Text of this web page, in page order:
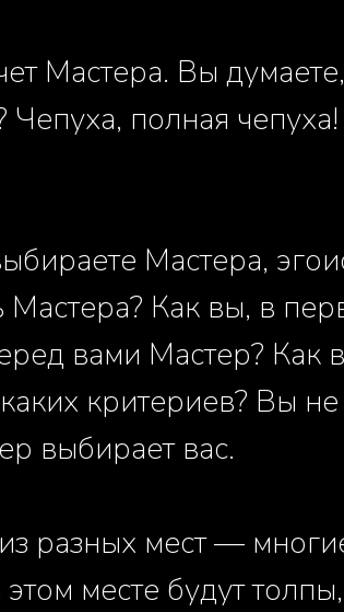
Мастера. Вы
полная
Мастера,
Как вы, в
вами Мастер? Как
критериев? Вы
выбирает вас.
разных мест —
месте будут